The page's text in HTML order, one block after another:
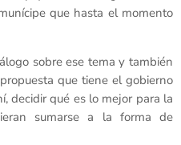
que hasta el momento
sobre ese tema y también
que tiene el gobierno
decidir qué es lo mejor para la
sumarse a la forma de